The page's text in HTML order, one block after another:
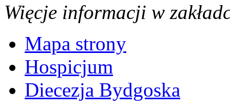
Więcje informacji w
Mapa strony
Hospicjum
Diecezja Bydgoska